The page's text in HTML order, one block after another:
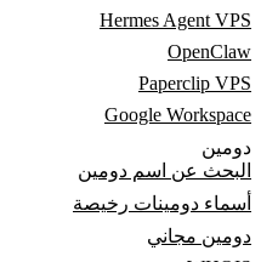
Hermes Agent VPS
OpenClaw
Paperclip VPS
Google Workspace
دومين
البحث عن اسم دومين
أسماء دومينات رخيصة
دومين مجاني